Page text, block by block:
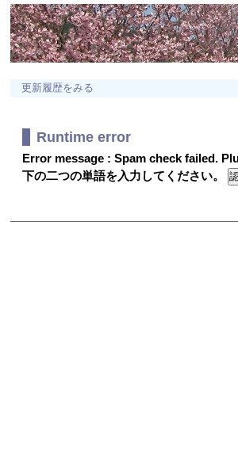
更新履歴をみる
Runtime error
Error message : Spam check failed.
下の二つの単語を入力してください。